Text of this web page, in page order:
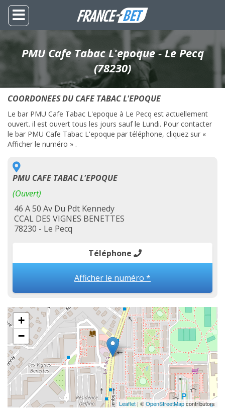
PMU Cafe Tabac L'epoque - Le Pecq
(78230)
COORDONEES DU CAFE TABAC L'EPOQUE
Le bar PMU Cafe Tabac L'epoque à Le Pecq est actuellement
ouvert. il est ouvert tous les jours sauf le Lundi. Pour contacter
le bar PMU Cafe Tabac L'epoque par téléphone, cliquez sur «
Afficher le numéro » .
PMU CAFE TABAC L'EPOQUE
(Ouvert)
46 A 50 Av Du Pdt Kennedy
CCAL DES VIGNES BENETTES
78230 - Le Pecq
Téléphone
Afficher le numéro *
+
−
Leaflet| ©OpenStreetMapcontributors